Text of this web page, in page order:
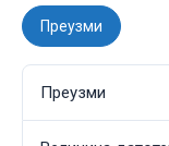
Преузми
Преузми